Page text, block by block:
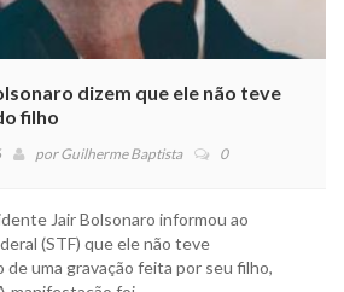
dizem que ele não teve
filho
porGuilherme Baptista 0
Jair Bolsonaro informou ao
(STF) que ele não teve
uma gravação feita por seu filho,